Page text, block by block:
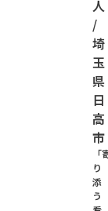
人
/
埼
玉
県
日
高
市
「
り
添
う